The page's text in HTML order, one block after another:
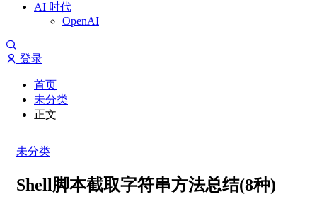
AI 时代
OpenAI
登录
首页
未分类
正文
未分类
Shell脚本截取字符串方法总结(8种)